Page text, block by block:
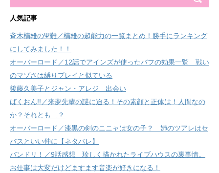
人気記事
斉木楠雄のΨ難／楠雄の超能力の一覧まとめ！勝手にランキング
にしてみました！！
オーバーロード／12話でアインズが使ったバフの効果一覧 戦い
のマゾさは縛りプレイと似ている
後藤久美子とジャン・アレジ 出会い
ばくおん!!／来夢先輩の謎に迫る！その素顔と正体は！人間なの
か？それとも…？
オーバーロード／漆黒の剣のニニャは女の子？ 姉のツアレはセ
バスといい仲に【ネタバレ】
バンドリ！／9話感想 珍しく描かれたライブハウスの裏事情。
お仕事は大変だけどますます音楽が好きになる！